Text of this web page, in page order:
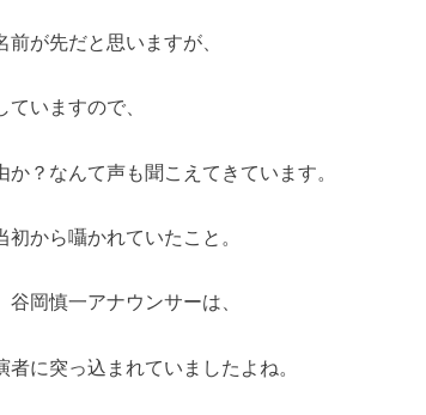
が先だと思いますが、
いますので、
？なんて声も聞こえてきています。
初から囁かれていたこと。
岡慎一アナウンサーは、
者に突っ込まれていましたよね。